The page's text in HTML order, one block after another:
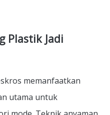
Plastik Jadi
memanfaatkan
utama untuk